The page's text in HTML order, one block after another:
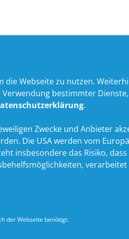
die Webseite zu nutzen.
bestimmter
.
Zwecke und Anbieter
Die USA werden vom
insbesondere das Risiko,
der Webseite benötigt.